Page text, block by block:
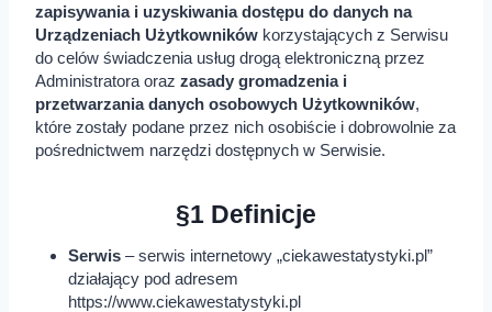
zapisywania i uzyskiwania dostępu do danych na
Urządzeniach Użytkowników korzystających z Serwisu
do celów świadczenia usług drogą elektroniczną przez
Administratora oraz zasady gromadzenia i
przetwarzania danych osobowych Użytkowników,
które zostały podane przez nich osobiście i dobrowolnie za
pośrednictwem narzędzi dostępnych w Serwisie.
§1 Definicje
Serwis – serwis internetowy „ciekawestatystyki.pl”
działający pod adresem
https://www.ciekawestatystyki.pl